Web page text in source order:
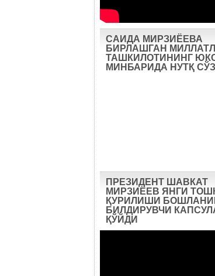
САИДА МИРЗИЁЕВА
БИРЛАШГАН
ТАШКИЛОТИНИНГ
МИНБАРИДА НУТҚ
ПРЕЗИДЕНТ ШАВКАТ
МИРЗИЁЕВ ЯНГИ
ҚУРИЛИШИ
БИЛДИРУВЧИ
ҚЎЙДИ